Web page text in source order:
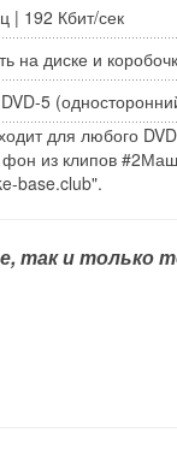
| 192 Кбит/сек
на диске и
5
для любого
из клипов
base.club".
так и